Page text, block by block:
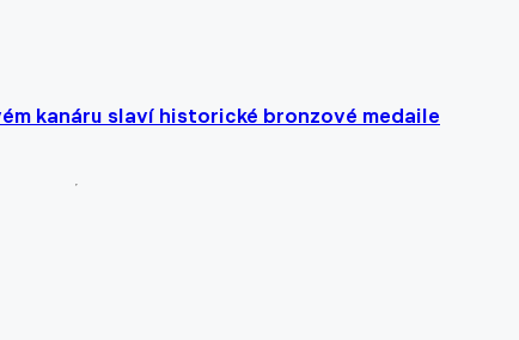
kanáru slaví historické bronzové medaile